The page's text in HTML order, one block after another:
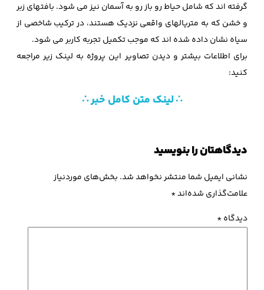
گرفته اند که شامل حیاط رو باز رو به آسمان نیز می شود. بافتهای زبر
و خشن که به متریالهای واقعی نزدیک هستند، در ترکیب شاخصی از
سیاه نشان داده شده اند که موجب تکمیل تجربه کاربر می شود.
برای اطلاعات بیشتر و دیدن تصاویر این پروژه به لینک زیر مراجعه
کنید:
∴ لینک متن کامل خبر ∴
دیدگاهتان را بنویسید
نشانی ایمیل شما منتشر نخواهد شد. بخش‌های موردنیاز
علامت‌گذاری شده‌اند*
دیدگاه*